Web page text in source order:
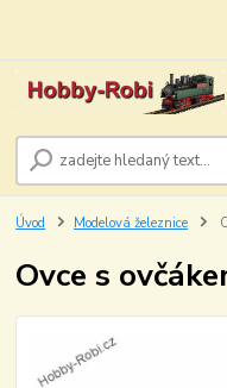
Úvod Modelová železnice
Ovce s